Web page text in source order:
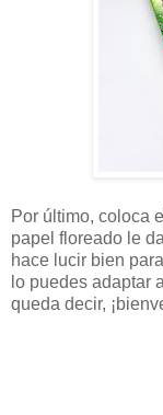
Por último, coloca
papel floreado le
hace lucir bien
lo puedes adaptar
queda decir,